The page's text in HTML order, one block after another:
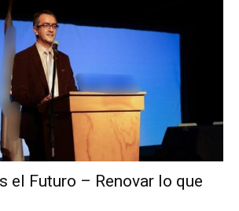
el Futuro – Renovar lo que